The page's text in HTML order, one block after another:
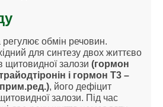
обмін речовин.
для синтезу двох життєво
щитовидної залози (гормон
і гормон Т3 –
, його дефіцит
залози. Під час